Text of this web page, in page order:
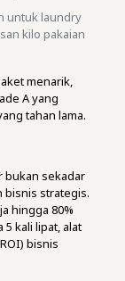
untuk laundry
kilo pakaian
menarik,
A yang
tahan lama.
bukan sekadar
bisnis strategis.
hingga 80%
kali lipat, alat
bisnis